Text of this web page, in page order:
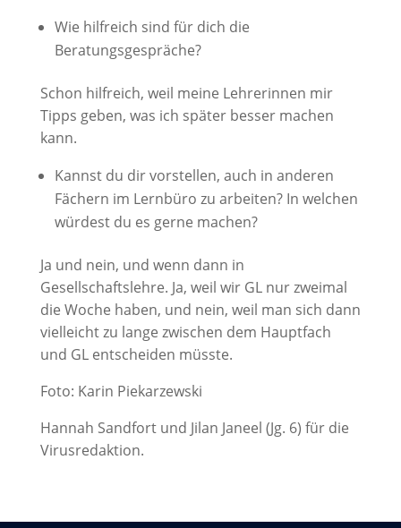
Wie hilfreich sind für dich die
Beratungsgespräche?
Schon hilfreich, weil meine Lehrerinnen mir
Tipps geben, was ich später besser machen
kann.
Kannst du dir vorstellen, auch in anderen
Fächern im Lernbüro zu arbeiten? In welchen
würdest du es gerne machen?
Ja und nein, und wenn dann in
Gesellschaftslehre. Ja, weil wir GL nur zweimal
die Woche haben, und nein, weil man sich dann
vielleicht zu lange zwischen dem Hauptfach
und GL entscheiden müsste.
Foto: Karin Piekarzewski
Hannah Sandfort und Jilan Janeel (Jg. 6) für die
Virusredaktion.